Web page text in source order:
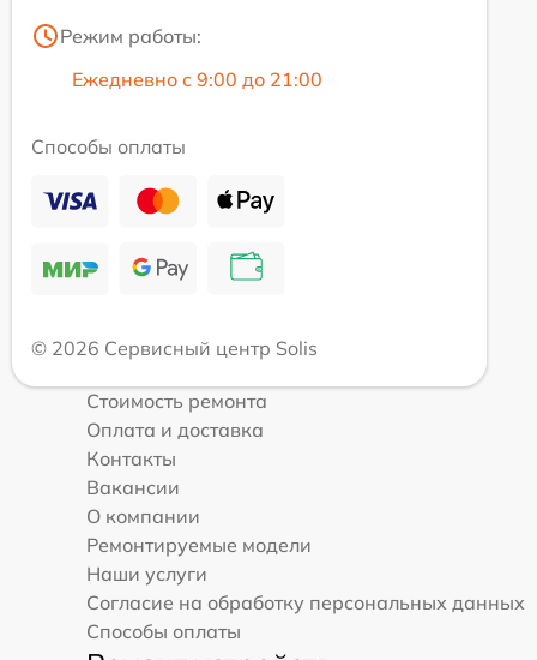
Режим работы:
Ежедневно с 9:00 до 21:00
Способы оплаты
© 2026 Сервисный центр Solis
Стоимость ремонта
Оплата и доставка
Контакты
Вакансии
О компании
Ремонтируемые модели
Наши услуги
Согласие на обработку персональных данных
Способы оплаты